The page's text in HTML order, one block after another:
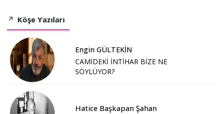
Köşe Yazıları
Engin GÜLTEKİN
CAMİDEKİ İNTİHAR BİZE NE
SÖYLÜYOR?
Hatice Başkapan Şahan